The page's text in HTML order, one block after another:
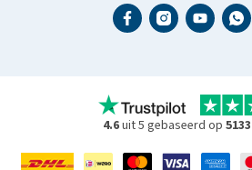
4.6uit 5 gebaseerd op